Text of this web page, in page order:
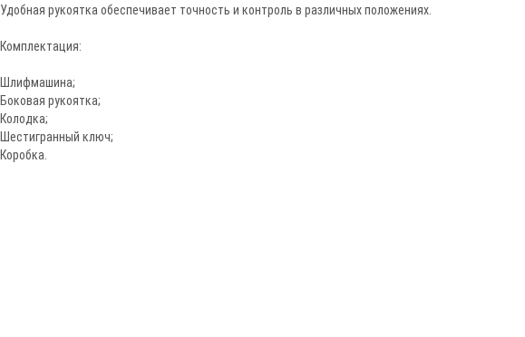
Удобная рукоятка обеспечивает точность и контроль в различных положениях.
Комплектация:
Шлифмашина;
Боковая рукоятка;
Колодка;
Шестигранный ключ;
Коробка.